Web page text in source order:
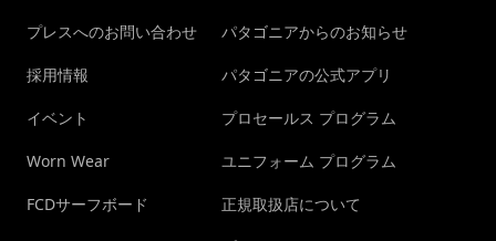
プレスへのお問い合わせ
採用情報
イベント
Worn Wear
FCDサーフボード
パタゴニアからのお知らせ
パタゴニアの公式アプリ
プロセールス プログラム
ユニフォーム プログラム
正規取扱店について